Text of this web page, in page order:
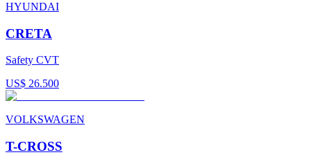
HYUNDAI
CRETA
Safety CVT
US$ 26.500
VOLKSWAGEN
T-CROSS